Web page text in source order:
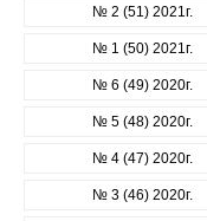
№ 2 (51) 2021г.
№ 1 (50) 2021г.
№ 6 (49) 2020г.
№ 5 (48) 2020г.
№ 4 (47) 2020г.
№ 3 (46) 2020г.